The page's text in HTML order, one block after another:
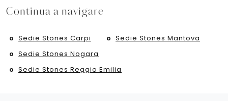
Continua a navigare
Sedie Stones Carpi
Sedie Stones Mantova
Sedie Stones Nogara
Sedie Stones Reggio Emilia